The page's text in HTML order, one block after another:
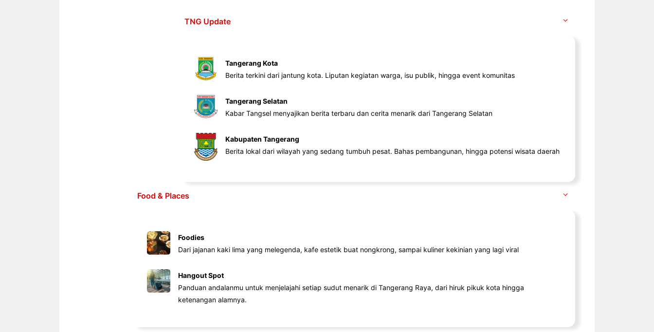
TNG Update
Tangerang Kota
Berita terkini dari jantung kota. Liputan kegiatan warga, isu publik, hingga event komunitas
Tangerang Selatan
Kabar Tangsel menyajikan berita terbaru dan cerita menarik dari Tangerang Selatan
Kabupaten Tangerang
Berita lokal dari wilayah yang sedang tumbuh pesat. Bahas pembangunan, hingga potensi wisata daerah
Food & Places
Foodies
Dari jajanan kaki lima yang melegenda, kafe estetik buat nongkrong, sampai kuliner kekinian yang lagi viral
Hangout Spot
Panduan andalanmu untuk menjelajahi setiap sudut menarik di Tangerang Raya, dari hiruk pikuk kota hingga
ketenangan alamnya.